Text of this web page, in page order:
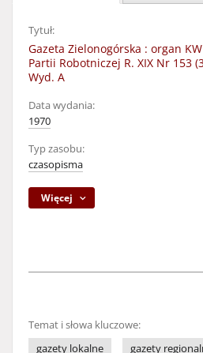
Tytuł:
Gazeta Zielonogórska : organ
Partii Robotniczej R. XIX Nr 153
Wyd. A
Data wydania:
1970
Typ zasobu:
czasopisma
Więcej
Temat i słowa kluczowe:
gazety lokalne
gazety